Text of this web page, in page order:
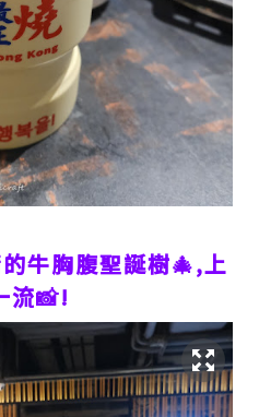
牛胸腹聖誕樹🎄,上
流📸!